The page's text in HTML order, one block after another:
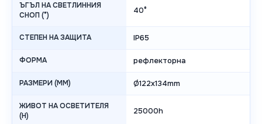
ЪГЪЛ НА СВЕТЛИННИЯ
СНОП (°)
40°
СТЕПЕН НА ЗАЩИТА IP65
ФОРМА рефлекторна
РАЗМЕРИ (MM) Ø122x134mm
ЖИВОТ НА ОСВЕТИТЕЛЯ
(H)
25000h